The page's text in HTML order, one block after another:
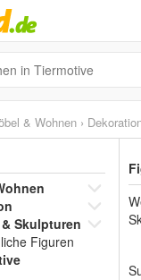
& Wohnen ›
Skulpturen
Figuren